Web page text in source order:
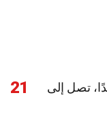
21
تصل إلى